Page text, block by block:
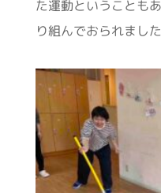
た運動ということも
り組んでおられました